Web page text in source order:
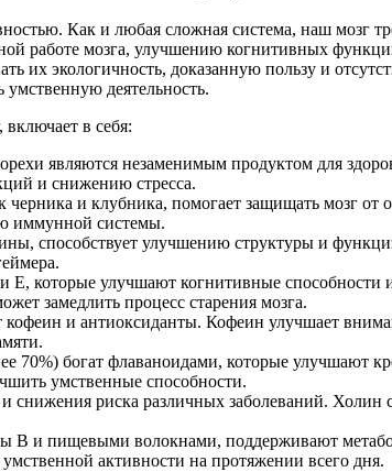
Как и любая сложная система, наш мозг
работе мозга, улучшению когнитивных
их экологичность, доказанную пользу и
деятельность.
в себя:
являются незаменимым продуктом для
и снижению стресса.
и клубника, помогает защищать мозг
иммунной системы.
способствует улучшению структуры и
которые улучшают когнитивные
замедлить процесс старения мозга.
и антиоксиданты. Кофеин улучшает
70%) богат флаваноидами, которые улучшают
умственные способности.
риска различных заболеваний. Холин
В и пищевыми волокнами, поддерживают
активности на протяжении всего дня.